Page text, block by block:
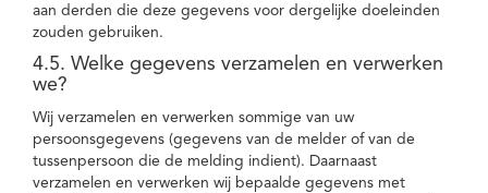
aan derden die deze gegevens voor dergelijke doeleinden
zouden gebruiken.
4.5. Welke gegevens verzamelen en verwerken
we?
Wij verzamelen en verwerken sommige van uw
persoonsgegevens (gegevens van de melder of van de
tussenpersoon die de melding indient). Daarnaast
verzamelen en verwerken wij bepaalde gegevens met